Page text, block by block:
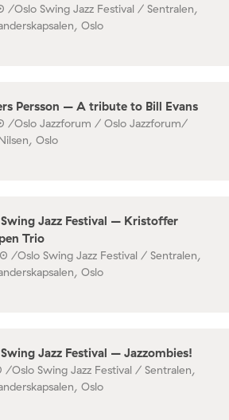
/Oslo Swing Jazz Festival / Sentralen,
Oslo
Persson – A tribute to Bill Evans
/Oslo Jazzforum / Oslo Jazzforum/
Oslo
Jazz Festival – Kristoffer
Trio
/Oslo Swing Jazz Festival / Sentralen,
Oslo
Jazz Festival – Jazzombies!
/Oslo Swing Jazz Festival / Sentralen,
Oslo